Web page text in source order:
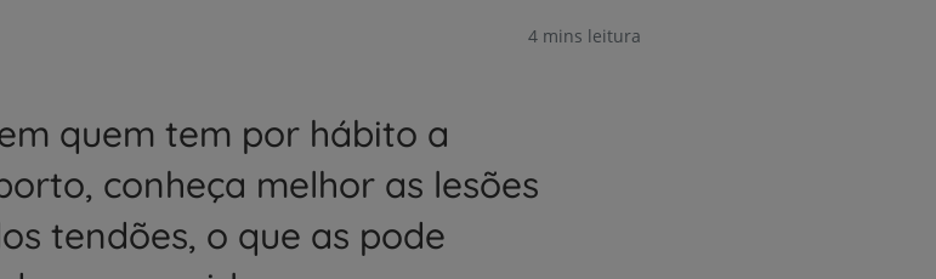
4 mins leitura
quem tem por hábito a
conheça melhor as lesões
tendões, o que as pode